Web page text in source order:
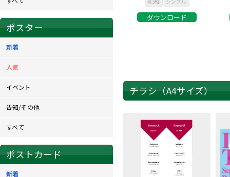
長3縦 シンプル
ダウンロード
チラシ（A4サイズ）
ポスター
新着
人気
イベント
告知/その他
すべて
ポストカード
新着